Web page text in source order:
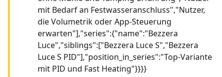
mit Bedarf an Festwasseranschluss","Nutzer,
die Volumetrik oder App-Steuerung
erwarten"],"series":{"name":"Bezzera
Luce","siblings":["Bezzera Luce S","Bezzera
Luce S PID"],"position_in_series":"Top-Variante
mit PID und Fast Heating"}}}}